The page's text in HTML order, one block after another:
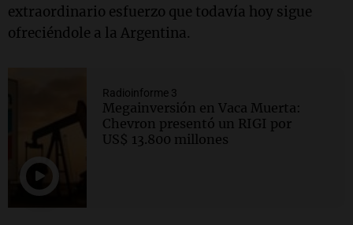
extraordinario esfuerzo que todavía hoy sigue
ofreciéndole a la Argentina.
Radioinforme 3
Megainversión en Vaca Muerta:
Chevron presentó un RIGI por
US$ 13.800 millones